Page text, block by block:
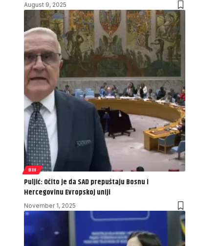
August 9, 2025
BIH
Puljić: Očito je da SAD prepuštaju Bosnu i
Hercegovinu Evropskoj uniji
November 1, 2025